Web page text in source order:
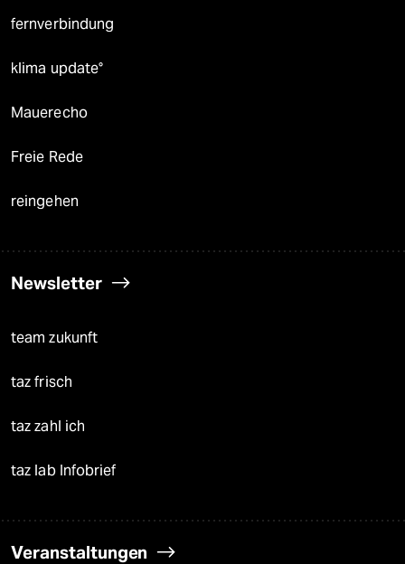
fernverbindung
klima update°
Mauerecho
Freie Rede
reingehen
Newsletter
team zukunft
taz frisch
taz zahl ich
taz lab Infobrief
Veranstaltungen